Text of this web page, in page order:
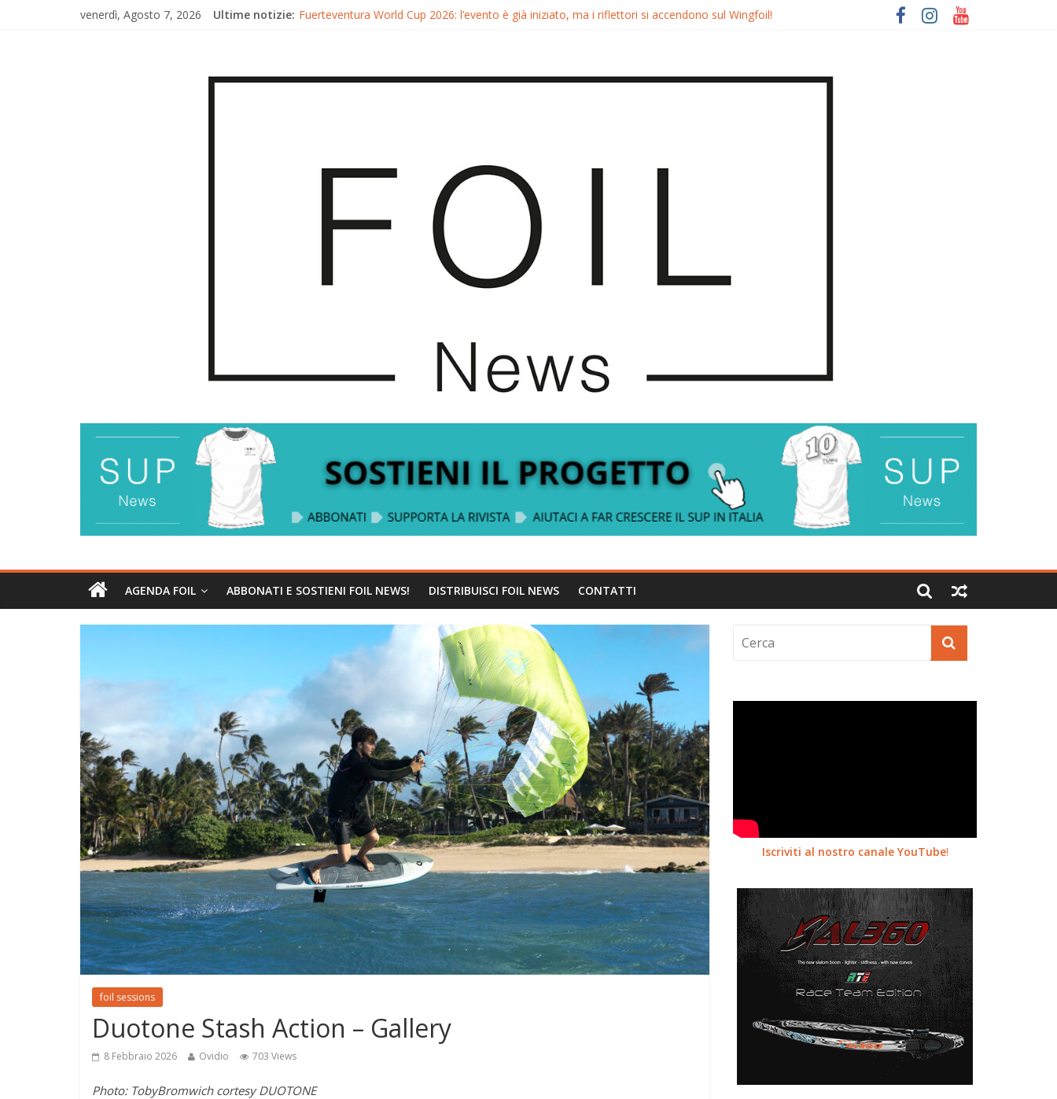
venerdì, Agosto 7, 2026 Ultime notizie: Fuerteventura World Cup 2026: l’evento è già iniziato, ma i riflettori si accendono sul Wingfoil!
Gran Canaria GWA Wingfoil World Cup 2026: Spettacolo e adrenalina a Pozo Izquierdo
AGENDA FOIL ABBONATI E SOSTIENI FOIL NEWS! DISTRIBUISCI FOIL NEWS CONTATTI
foil sessions
Duotone Stash Action – Gallery
8 Febbraio 2026 Ovidio 703 Views
Photo: TobyBromwich cortesy DUOTONE
Iscriviti al nostro canale YouTube!